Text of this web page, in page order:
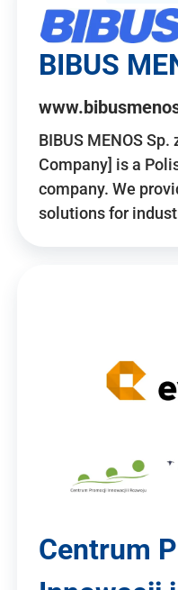
BIBUS
BIBUS MENOS
Company] is a
company. We
solutions for
Centrum